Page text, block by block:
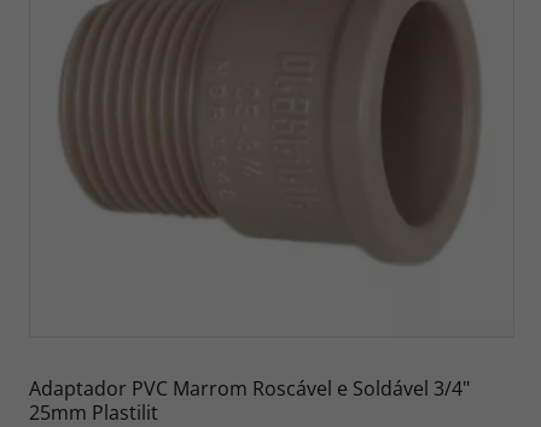
Adaptador PVC Marrom Roscável e Soldável 3/4"
25mm Plastilit